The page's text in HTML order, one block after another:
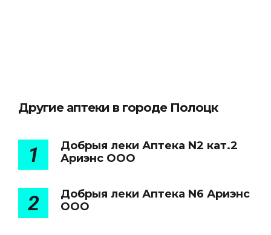
Другие аптеки в городе Полоцк
1
Добрыя леки Аптека N2 кат.2
Ариэнс ООО
2
Добрыя леки Аптека N6 Ариэнс
ООО